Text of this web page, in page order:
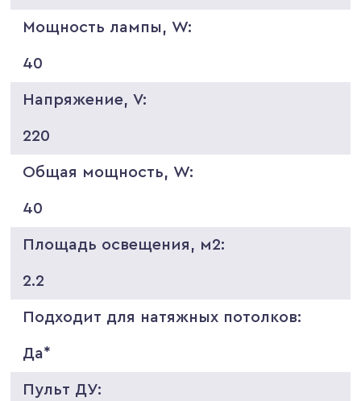
Мощность лампы, W:
40
Напряжение, V:
220
Общая мощность, W:
40
Площадь освещения, м2:
2.2
Подходит для натяжных потолков:
Да*
Пульт ДУ: